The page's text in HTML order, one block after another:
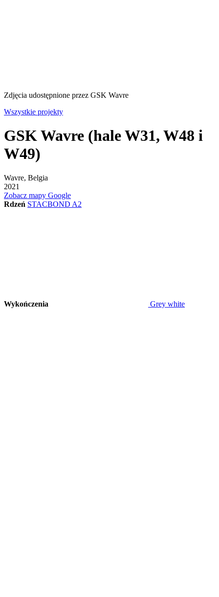
Zdjęcia udostępnione przez GSK Wavre
Wszystkie projekty
GSK Wavre (hale W31, W48 i
W49)
Wavre, Belgia
2021
Zobacz mapy Google
Rdzeń STACBOND A2
Wykończenia Grey white